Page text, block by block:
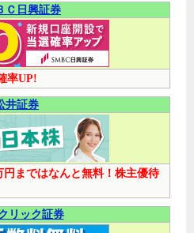
Ｃ日興証券
率UP!
井証券
円まではなんと無料！株主優待
リック証券